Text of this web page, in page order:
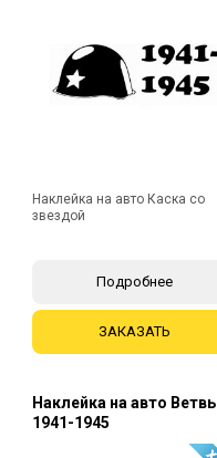
Наклейка на авто Каска со
звездой
Подробнее
ЗАКАЗАТЬ
Наклейка на авто Ветвь
1941-1945